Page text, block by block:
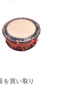
を買い取り